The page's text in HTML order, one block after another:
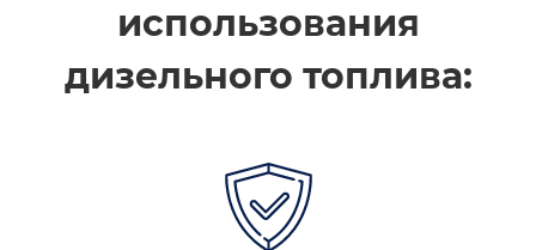
использования
дизельного топлива: